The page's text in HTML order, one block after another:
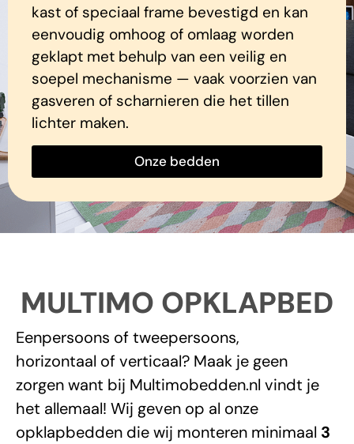
kast of speciaal frame bevestigd en kan
eenvoudig omhoog of omlaag worden
geklapt met behulp van een veilig en
soepel mechanisme — vaak voorzien van
gasveren of scharnieren die het tillen
lichter maken.
Onze bedden
MULTIMO OPKLAPBED
Eenpersoons oftweepersoons,
horizontaal ofverticaal? Maak je geen
zorgen want bij Multimobedden.nl vindt je
het allemaal! Wij geven op al onze
opklapbedden die wij monteren minimaal 3